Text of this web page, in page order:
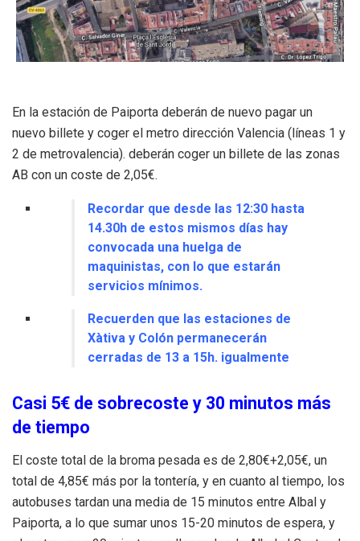
En la estación de Paiporta deberán de nuevo pagar un
nuevo billete y coger el metro dirección Valencia (líneas 1 y
2 de metrovalencia). deberán coger un billete de las zonas
AB con un coste de 2,05€.
Recordar que desde las 12:30 hasta
14.30h de estos mismos días hay
convocada una huelga de
maquinistas, con lo que estarán
servicios mínimos.
Recuerden que las estaciones de
Xàtiva y Colón permanecerán
cerradas de 13 a 15h. igualmente
Casi 5€ de sobrecoste y 30 minutos más
de tiempo
El coste total de la broma pesada es de 2,80€+2,05€, un
total de 4,85€ más por la tontería, y en cuanto al tiempo, los
autobuses tardan una media de 15 minutos entre Albal y
Paiporta, a lo que sumar unos 15-20 minutos de espera, y